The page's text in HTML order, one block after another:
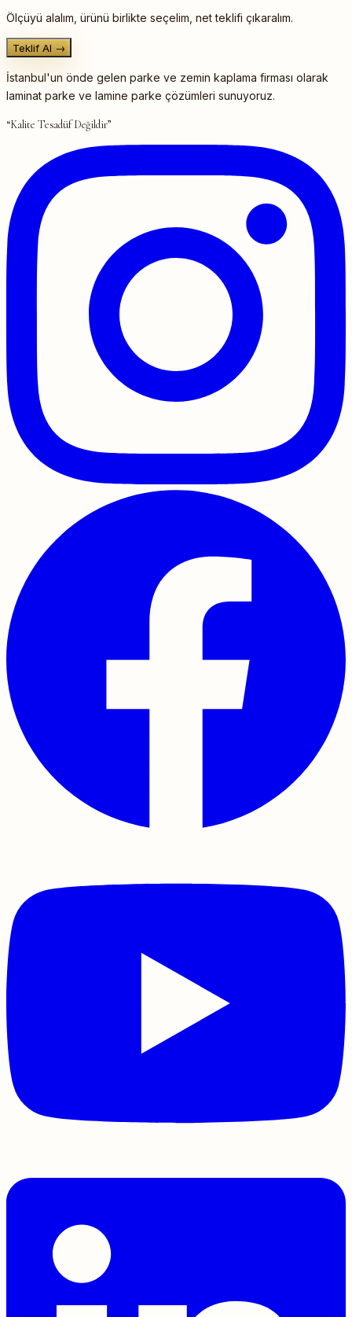
Ölçüyü alalım, ürünü birlikte seçelim, net teklifi çıkaralım.
Teklif Al →
İstanbul'un önde gelen parke ve zemin kaplama firması olarak
laminat parke ve lamine parke çözümleri sunuyoruz.
“Kalite Tesadüf Değildir”